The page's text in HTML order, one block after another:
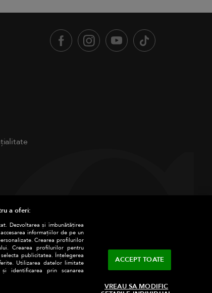
a oferi:
Dezvoltarea și îmbunătățirea
informațiilor de pe un
Crearea profilurilor
Crearea profilurilor pentru
publicitatea. Înțelegerea
Utilizarea datelor limitate
identificarea prin scanarea
ACCEPT TOATE
VREAU SA MODIFIC